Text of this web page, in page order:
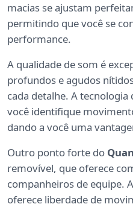
macias se ajustam
permitindo que você se
performance.
A qualidade de som é
profundos e agudos
cada detalhe. A tecnologia
você identifique
dando a você uma
Outro ponto forte do
removível, que oferece
companheiros de equipe.
oferece liberdade de